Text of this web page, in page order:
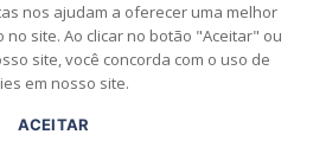
nos ajudam a oferecer uma melhor
site. Ao clicar no botão "Aceitar" ou
site, você concorda com o uso de
em nosso site.
ACEITAR